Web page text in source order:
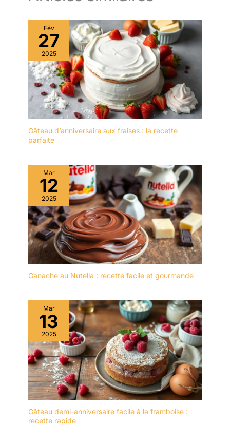
fabriqué dans un
matériau de haute qualité
et n'absorbe ni les
odeurs ni les taches. Il
peut être rincé avec un
peu de liquide vaisselle et
d'eau et est très facile à
entretenir. Afin de
prolonger sa durée de
ne pas le nettoyer au
séché afin de le garder
au sec. ✔[Remarque
importante] : si vous
rencontrez des
difficultés, n'hésitez pas
à nous contacter. Nous
vous répondrons dans
les 24 heures.
FACILE - Grâce à la
surface lisse de la
porcelaine de qualité
supérieure, les assiettes
se nettoient sans effort à
la main ou au lave-
vaisselle. DESIGN
INTEMPORAIN -
L'élégance sobre des
assiettes en porcelaine
blanche confère à votre
ET EXTENDRE - Ce set
d'assiettes blanc 6
personnes se combine et
s'étend facilement avec
d'autres sets de vaisselle
Moritz & Moritz 6
personnes pour créer un
ensemble de table
harmonieux.
Fév
27
2025
Gâteau d’anniversaire aux fraises : la recette
parfaite
Mar
12
2025
Ganache au Nutella : recette facile et gourmande
Mar
13
2025
Gâteau demi-anniversaire facile à la framboise :
recette rapide